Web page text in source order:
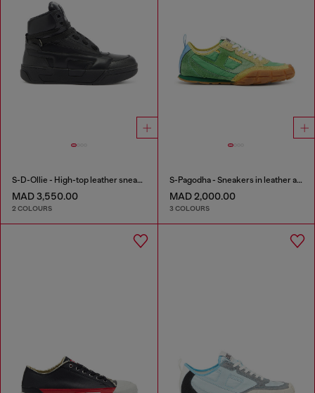
S-D-Ollie - High-top leather sneakers with D logo
MAD 3,550.00
2 COLOURS
S-Pagodha - Sneakers in leather and nylon
MAD 2,000.00
3 COLOURS